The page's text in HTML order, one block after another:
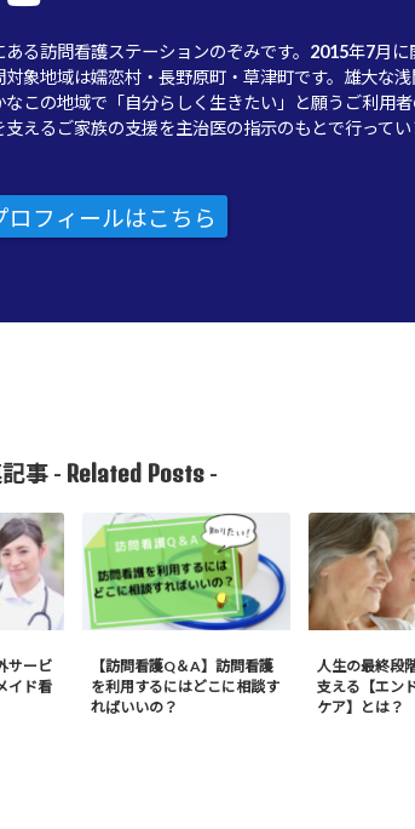
ある訪問看護ステーションのぞみです。2015年7月に
対象地域は嬬恋村・長野原町・草津町です。雄大な
なこの地域で「自分らしく生きたい」と願うご利用
支えるご家族の支援を主治医の指示のもとで行ってい
フィールはこちら
事 - Related Posts-
サービ
イド看
【訪問看護Q＆A】訪問看護
を利用するにはどこに相談す
ればいいの？
人生の最終段
支える【エン
ケア】とは？